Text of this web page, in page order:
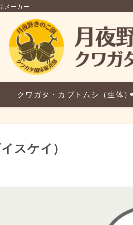
メーカー
クワガタ・カブトムシ（生体）
スケイ）